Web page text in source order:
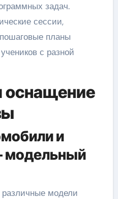
задач.
сессии,
планы
с разной
оснащение
и
модели